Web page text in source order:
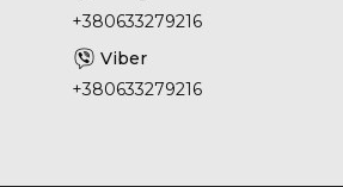
+380633279216
+380633279216